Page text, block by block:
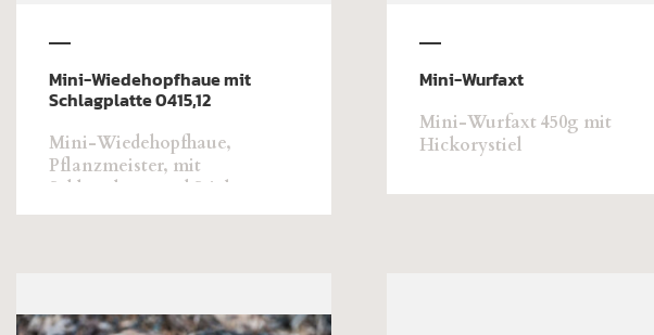
Mini-Wiedehopfhaue mit
Schlagplatte 0415,12
Mini-Wiedehopfhaue,
Pflanzmeister, mit
Schlagplatte und Stiel
Mini-Wurfaxt
Mini-Wurfaxt 450g mit
Hickorystiel